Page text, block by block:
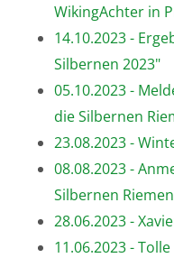
WikingAchter in
14.10.2023 -
Silbernen 2023"
05.10.2023 -
die Silbernen
23.08.2023 -
08.08.2023 -
Silbernen
28.06.2023 -
11.06.2023 -